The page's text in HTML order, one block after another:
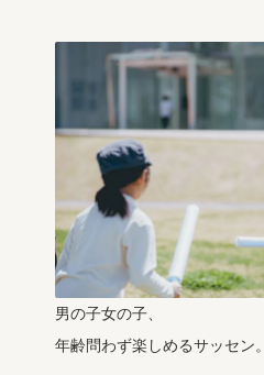
男の子女の子、
年齢問わず楽しめるサッセン。